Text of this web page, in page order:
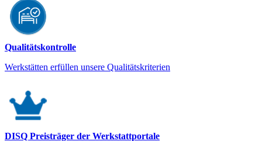
Qualitätskontrolle
Werkstätten erfüllen unsere Qualitätskriterien
DISQ Preisträger der Werkstattportale